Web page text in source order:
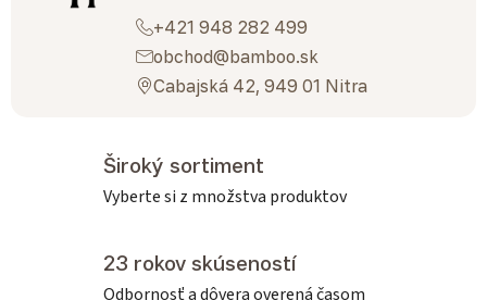
+421 948 282 499
obchod@bamboo.sk
Cabajská 42, 949 01 Nitra
Široký sortiment
Vyberte si z množstva produktov
23 rokov skúseností
Odbornosť a dôvera overená časom